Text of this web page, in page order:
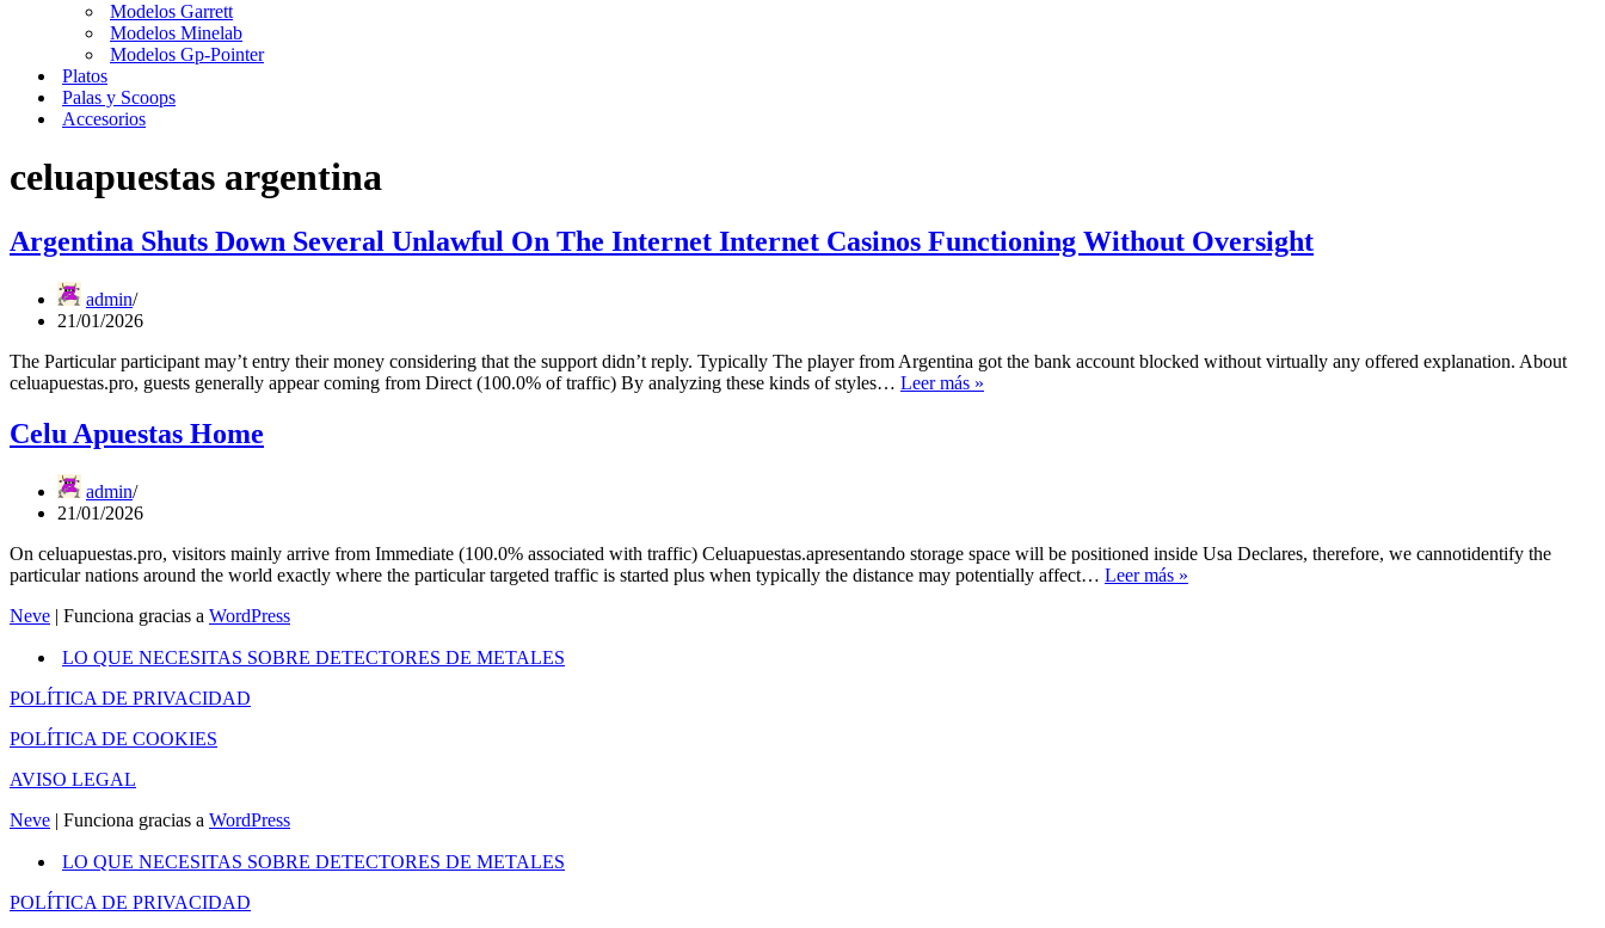
Modelos Garrett
Modelos Minelab
Modelos Gp-Pointer
Platos
Palas y Scoops
Accesorios
celuapuestas argentina
Argentina Shuts Down Several Unlawful On The Internet Internet Casinos Functioning Without Oversight
admin
21/01/2026
The Particular participant may’t entry their money considering that the support didn’t reply. Typically The player from Argentina got the bank account blocked without virtually any offered explanation. About
celuapuestas.pro, guests generally appear coming from Direct (100.0% of traffic) By analyzing these kinds of styles… Leer más »
Internet
Casinos
Celu Apuestas Home
admin
21/01/2026
On celuapuestas.pro, visitors mainly arrive from Immediate (100.0% associated with traffic) Celuapuestas.apresentando storage space will be positioned inside Usa Declares, therefore, we cannotidentify the
particular nations around the world exactly where the particular targeted traffic is started plus when typically the distance may potentially affect… Leer más »
Neve | Funciona gracias a WordPress
LO QUE NECESITAS SOBRE DETECTORES DE METALES
POLÍTICA DE PRIVACIDAD
POLÍTICA DE COOKIES
AVISO LEGAL
Neve | Funciona gracias a WordPress
LO QUE NECESITAS SOBRE DETECTORES DE METALES
POLÍTICA DE PRIVACIDAD